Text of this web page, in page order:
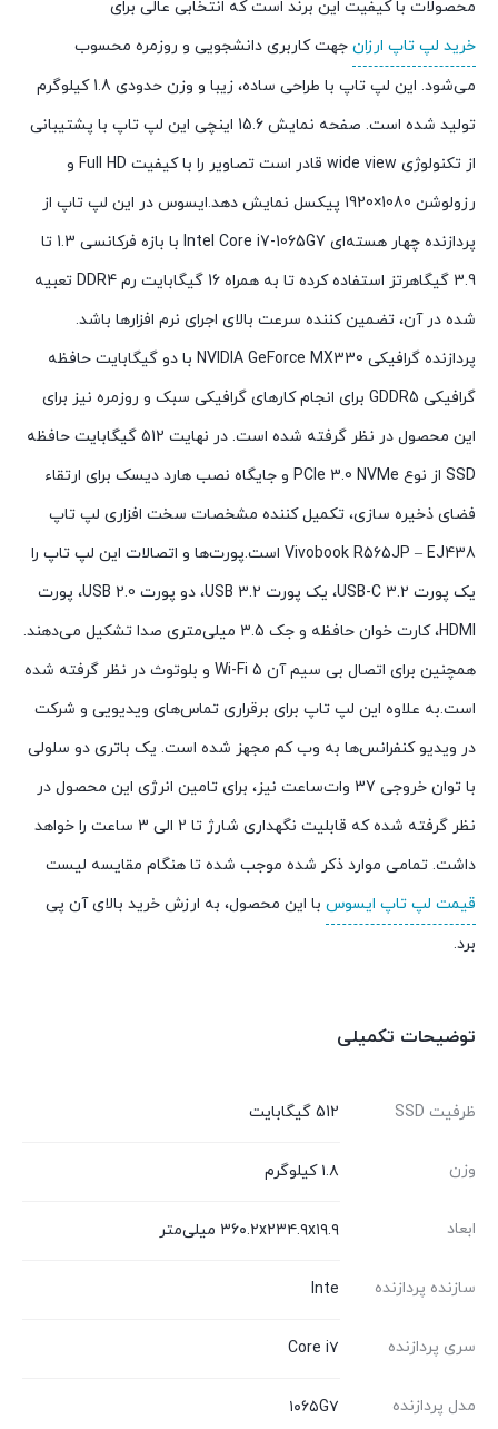
محصولات با کیفیت این برند است که انتخابی عالی برای
خرید لپ تاپ ارزان جهت کاربری دانشجویی و روزمره محسوب
می‌شود. این لپ تاپ با طراحی ساده، زیبا و وزن حدودی 1.8 کیلوگرم
تولید شده است. صفحه نمایش 15.6 اینچی این لپ تاپ با پشتیبانی
از تکنولوژی wide view قادر است تصاویر را با کیفیت Full HD و
رزولوشن 1080×1920 پیکسل نمایش دهد.ایسوس در این لپ تاپ از
پردازنده چهار هسته‌ای Intel Core i7-1065G7 با بازه فرکانسی 1.3 تا
3.9 گیگاهرتز استفاده کرده تا به همراه 16 گیگابایت رم DDR4 تعبیه
شده در آن، تضمین کننده سرعت بالای اجرای نرم افزارها باشد.
پردازنده گرافیکی NVIDIA GeForce MX330 با دو گیگابایت حافظه
گرافیکی GDDR5 برای انجام کارهای گرافیکی سبک و روزمره نیز برای
این محصول در نظر گرفته شده است. در نهایت 512 گیگابایت حافظه
SSD از نوع PCIe 3.0 NVMe و جایگاه نصب هارد دیسک برای ارتقاء
فضای ذخیره سازی، تکمیل کننده مشخصات سخت افزاری لپ تاپ
Vivobook R565JP – EJ438 است.پورت‌ها و اتصالات این لپ تاپ را
یک پورت USB-C 3.2، یک پورت USB 3.2، دو پورت USB 2.0، پورت
HDMI، کارت خوان حافظه و جک 3.5 میلی‌متری صدا تشکیل می‌دهند.
همچنین برای اتصال بی سیم آن Wi-Fi 5 و بلوتوث در نظر گرفته شده
است.به علاوه این لپ تاپ برای برقراری تماس‌های ویدیویی و شرکت
در ویدیو کنفرانس‌ها به وب کم مجهز شده است. یک باتری دو سلولی
با توان خروجی 37 وات‌ساعت نیز، برای تامین انرژی این محصول در
نظر گرفته شده که قابلیت نگهداری شارژ تا 2 الی 3 ساعت را خواهد
داشت. تمامی موارد ذکر شده موجب شده تا هنگام مقایسه لیست
قیمت لپ تاپ ایسوس با این محصول، به ارزش خرید بالای آن پی
برد.
توضیحات تکمیلی
ظرفیت SSD 512 گیگابایت
وزن ۱.۸ کیلوگرم
ابعاد ۳۶۰.۲x۲۳۴.۹x۱۹.۹ میلی‌متر
سازنده پردازنده Inte
سری پردازنده Core i۷
مدل پردازنده ۱۰۶۵G۷